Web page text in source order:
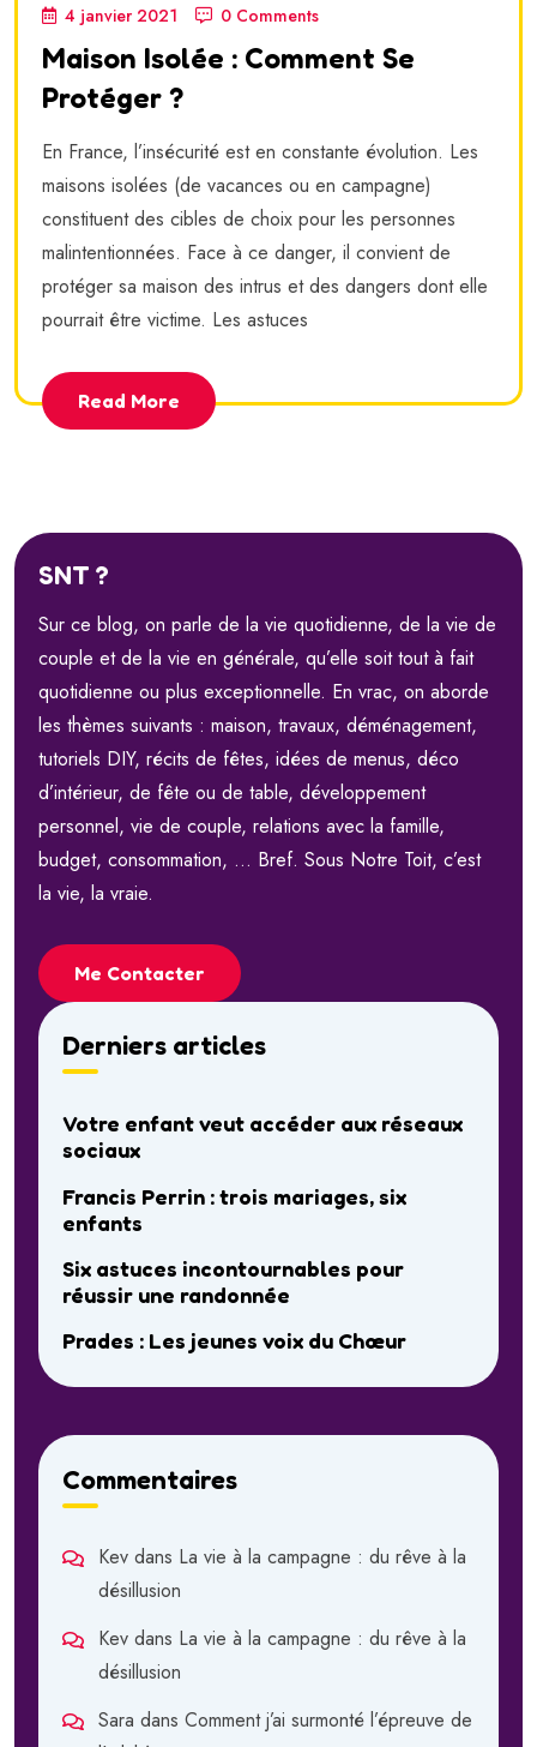
4 janvier 2021 0 Comments
Maison Isolée : Comment Se
Protéger ?
En France, l’insécurité est en constante évolution. Les
maisons isolées (de vacances ou en campagne)
constituent des cibles de choix pour les personnes
malintentionnées. Face à ce danger, il convient de
protéger sa maison des intrus et des dangers dont elle
pourrait être victime. Les astuces
Read More
SNT ?
Sur ce blog, on parle de la vie quotidienne, de la vie de
couple et de la vie en générale, qu’elle soit tout à fait
quotidienne ou plus exceptionnelle. En vrac, on aborde
les thèmes suivants : maison, travaux, déménagement,
tutoriels DIY, récits de fêtes, idées de menus, déco
d’intérieur, de fête ou de table, développement
personnel, vie de couple, relations avec la famille,
budget, consommation, … Bref. Sous Notre Toit, c’est
la vie, la vraie.
Me Contacter
Derniers articles
Votre enfant veut accéder aux réseaux
sociaux
Francis Perrin : trois mariages, six
enfants
Six astuces incontournables pour
réussir une randonnée
Prades : Les jeunes voix du Chœur
Commentaires
Kev dans La vie à la campagne : du rêve à la
désillusion
Kev dans La vie à la campagne : du rêve à la
désillusion
Sara dans Comment j’ai surmonté l’épreuve de